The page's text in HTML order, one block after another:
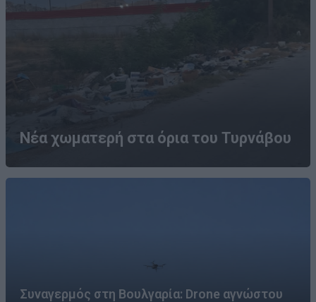
Νέα χωματερή στα όρια του Τυρνάβου
Συναγερμός στη Βουλγαρία: Drone αγνώστου